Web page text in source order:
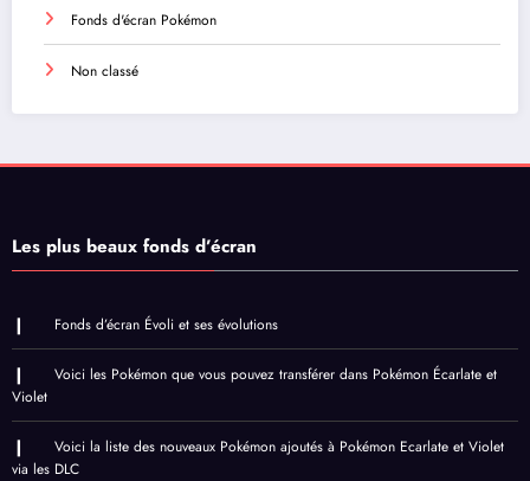
Fonds d'écran Pokémon
Non classé
Les plus beaux fonds d’écran
Fonds d’écran Évoli et ses évolutions
Voici les Pokémon que vous pouvez transférer dans Pokémon Écarlate et
Violet
Voici la liste des nouveaux Pokémon ajoutés à Pokémon Ecarlate et Violet
via les DLC